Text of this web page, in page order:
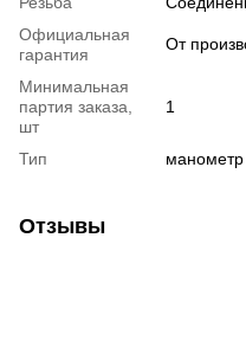
Официальная
гарантия
От
Минимальная
партия заказа,
шт
1
Тип манометр
Отзывы